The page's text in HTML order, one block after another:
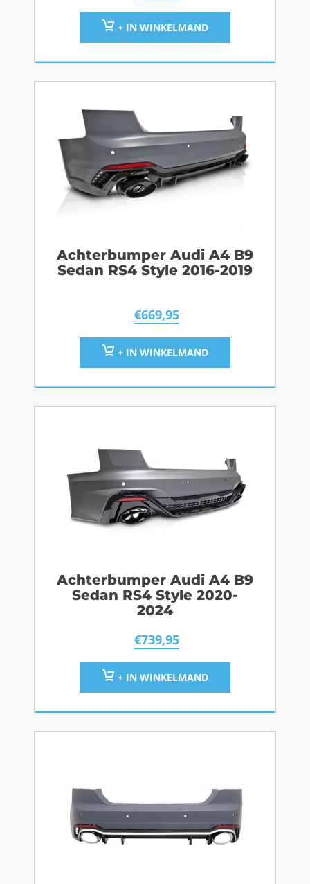
+ IN WINKELMAND
Achterbumper Audi A4 B9
Sedan RS4 Style 2016-2019
€669,95
+ IN WINKELMAND
Achterbumper Audi A4 B9
Sedan RS4 Style 2020-
2024
€739,95
+ IN WINKELMAND